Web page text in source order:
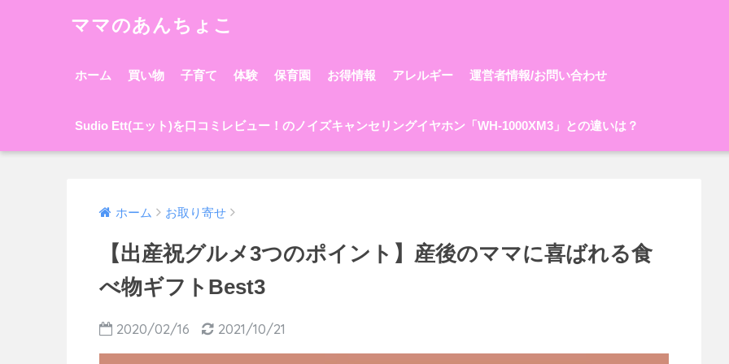
ママのあんちょこ
ホーム 買い物 子育て 体験 保育園 お得情報 アレルギー 運営者情報/お問い合わせ
Sudio Ett(エット)を口コミレビュー！のノイズキャンセリングイヤホン「WH-1000XM3」との違いは？
ホーム お取り寄せ
【出産祝グルメ3つのポイント】産後のママに喜ばれる食
べ物ギフトBest3
2020/02/16 2021/10/21